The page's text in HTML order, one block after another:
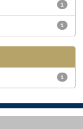
1
1
1